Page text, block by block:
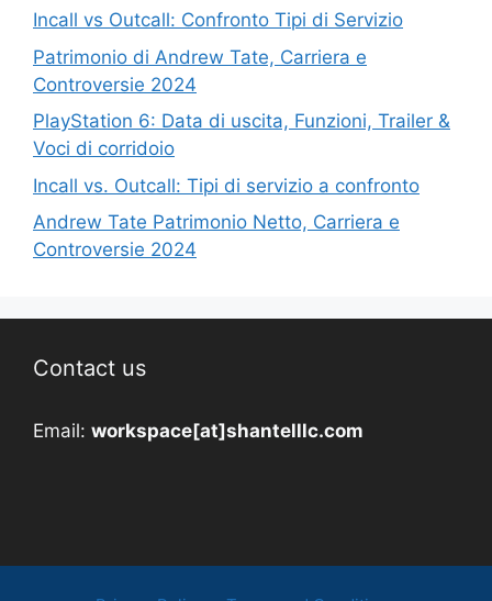
Incall vs Outcall: Confronto Tipi di Servizio
Patrimonio di Andrew Tate, Carriera e
Controversie 2024
PlayStation 6: Data di uscita, Funzioni, Trailer &
Voci di corridoio
Incall vs. Outcall: Tipi di servizio a confronto
Andrew Tate Patrimonio Netto, Carriera e
Controversie 2024
Contact us
Email: workspace[at]shantelllc.com